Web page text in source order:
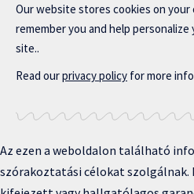
Our website stores cookies on your
remember you and help
site..
Read ourprivacy policy for more
Az ezen a weboldalon található
szórakoztatási célokat szolgálnak.